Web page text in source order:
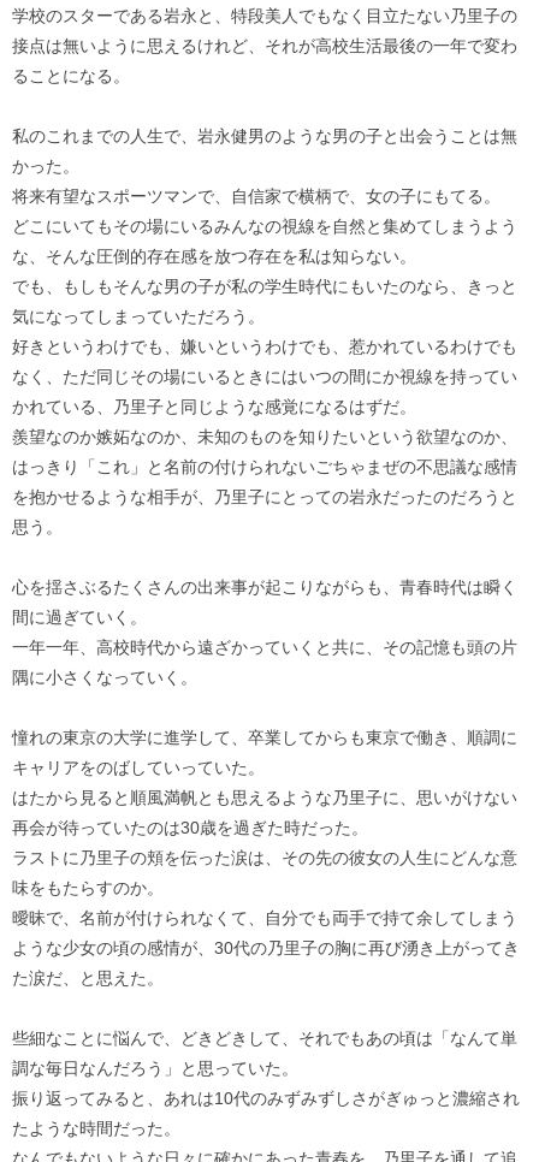
学校のスターである岩永と、特段美人でもなく目立たない乃里子の
接点は無いように思えるけれど、それが高校生活最後の一年で変わ
ることになる。
私のこれまでの人生で、岩永健男のような男の子と出会うことは無
かった。
将来有望なスポーツマンで、自信家で横柄で、女の子にもてる。
どこにいてもその場にいるみんなの視線を自然と集めてしまうよう
な、そんな圧倒的存在感を放つ存在を私は知らない。
でも、もしもそんな男の子が私の学生時代にもいたのなら、きっと
気になってしまっていただろう。
好きというわけでも、嫌いというわけでも、惹かれているわけでも
なく、ただ同じその場にいるときにはいつの間にか視線を持ってい
かれている、乃里子と同じような感覚になるはずだ。
羨望なのか嫉妬なのか、未知のものを知りたいという欲望なのか、
はっきり「これ」と名前の付けられないごちゃまぜの不思議な感情
を抱かせるような相手が、乃里子にとっての岩永だったのだろうと
思う。
心を揺さぶるたくさんの出来事が起こりながらも、青春時代は瞬く
間に過ぎていく。
一年一年、高校時代から遠ざかっていくと共に、その記憶も頭の片
隅に小さくなっていく。
憧れの東京の大学に進学して、卒業してからも東京で働き、順調に
キャリアをのばしていっていた。
はたから見ると順風満帆とも思えるような乃里子に、思いがけない
再会が待っていたのは30歳を過ぎた時だった。
ラストに乃里子の頬を伝った涙は、その先の彼女の人生にどんな意
味をもたらすのか。
曖昧で、名前が付けられなくて、自分でも両手で持て余してしまう
ような少女の頃の感情が、30代の乃里子の胸に再び湧き上がってき
た涙だ、と思えた。
些細なことに悩んで、どきどきして、それでもあの頃は「なんて単
調な毎日なんだろう」と思っていた。
振り返ってみると、あれは10代のみずみずしさがぎゅっと濃縮され
たような時間だった。
なんでもないような日々に確かにあった青春を、乃里子を通して追